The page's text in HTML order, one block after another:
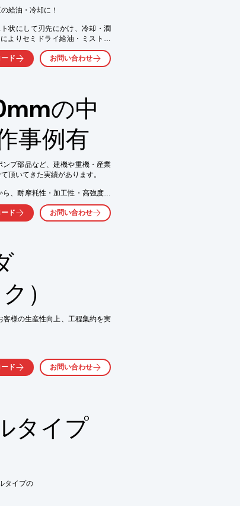
給油・冷却に！
状にして刃先にかけ、冷却・潤
よりセミドライ給油・ミスト給
じる環境への影響を最小限に抑
浄コストや廃液の処理コストを
工具寿命の短命化といった加工
に取り付け可能。買ったその日
ド お問い合わせ
の中
事例有
プ部品など、建機や重機・産業
頂いてきた実績があります。
、耐摩耗性・加工性・高強度・
から培ってきた技術力で、様々な
ら、工程短縮等のアイデア提
ド お問い合わせ
）
様の生産性向上、工程集約を実
類や取り付け位置を工夫。ライン
コレットが中央にすっぽりと収
き出し量が短くなっています。
外段取対応
理性能UP 　等
ドしてください。
ド お問い合わせ
タイプ
タイプの